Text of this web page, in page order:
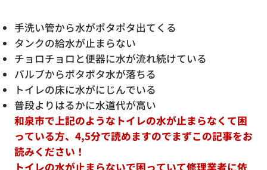
手洗い管から水がポタポタ出てくる
タンクの給水が止まらない
チョロチョロと便器に水が流れ続けている
バルブからポタポタ水が落ちる
トイレの床に水がにじんでいる
普段よりはるかに水道代が高い
和泉市で上記のようなトイレの水が止まらなくて困
っている方、4,5分で読めますのでまずこの記事をお
読みください！
トイレの水が止まらないで困っていて修理業者に依